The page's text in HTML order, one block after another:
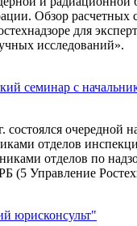
Обзор расчетных
для
исследований».
семинар с
состоялся очередной
отделов
отделов по
(5 Управление
юрисконсульт"